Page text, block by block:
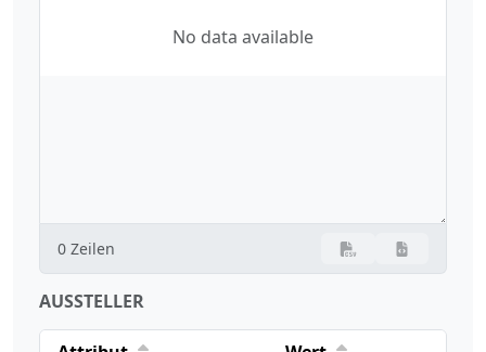
No data available
0 Zeilen
AUSSTELLER